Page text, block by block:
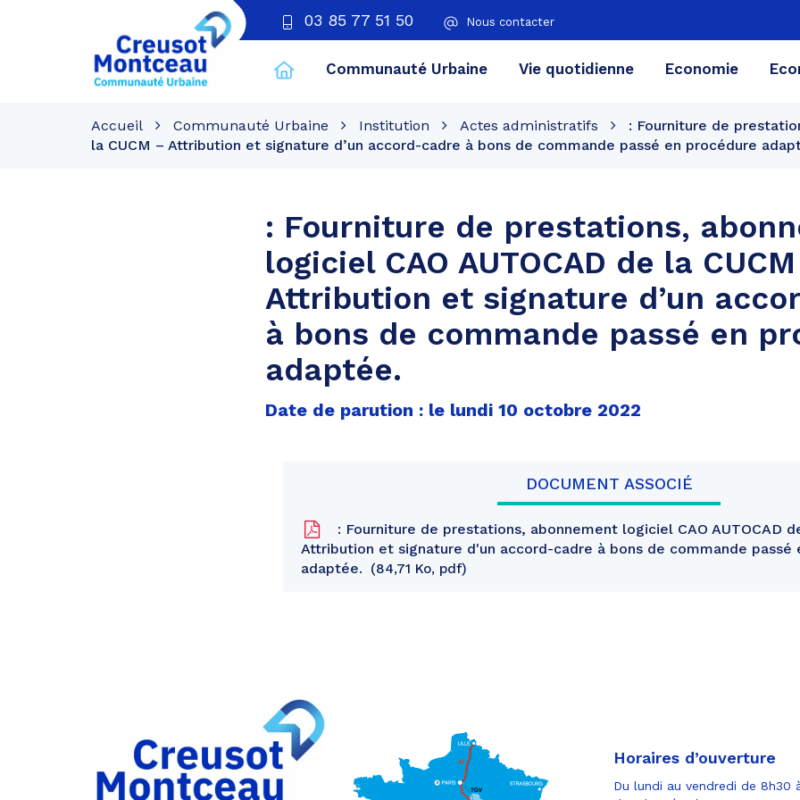
03 85 77 51 50 Nous contacter
Creusot
Montceau
Communauté Urbaine Vie quotidienne Economie
Accueil Communauté Urbaine Institution Actes administratifs
: Fourniture de
la CUCM – Attribution et signature d’un accord-cadre à bons de commande passé en procédure
: Fourniture de prestations,
logiciel CAO AUTOCAD de la
Attribution et signature d’un
à bons de commande passé en
adaptée.
Date de parution : le lundi 10 octobre 2022
DOCUMENT ASSOCIÉ
: Fourniture de prestations, abonnement logiciel CAO AUTOCAD
Attribution et signature d'un accord-cadre à bons de commande passé
adaptée.
84,71 Ko, pdf
Partager
sur
Facebook
Partager
Horaires d’ouverture
Du lundi au vendredi de 8h30